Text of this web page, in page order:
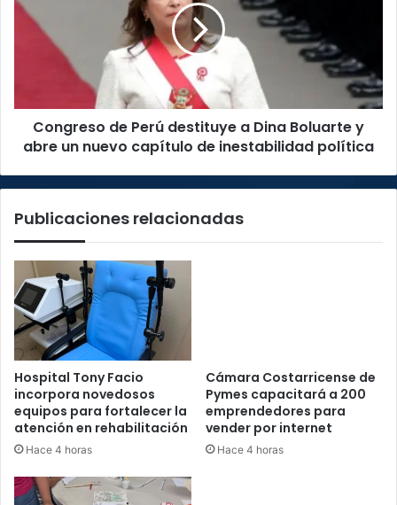
destituye
abre
nuevo
política
Congreso de Perú destituye a Dina Boluarte y
abre un nuevo capítulo de inestabilidad política
Publicaciones relacionadas
Hospital Tony Facio
incorpora novedosos
equipos para fortalecer la
atención en rehabilitación
Hace 4 horas
Cámara Costarricense de
Pymes capacitará a 200
emprendedores para
vender por internet
Hace 4 horas